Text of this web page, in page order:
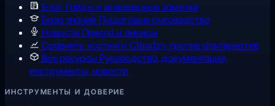
Блог Гайды и инженерные заметки
База знаний Пошаговые руководства
Новости Пресса и анонсы
Сравнить хостинги Cloudzy против альтернатив
Все ресурсыРуководства, документация,
инструменты, новости
ИНСТРУМЕНТЫ И ДОВЕРИЕ